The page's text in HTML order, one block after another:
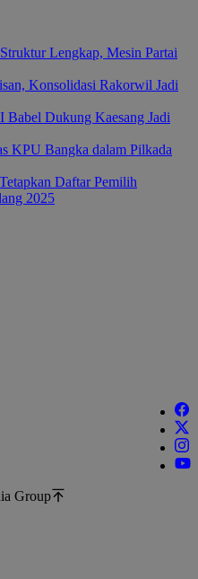
Lengkap, Mesin Partai
Konsolidasi Rakorwil Jadi
Dukung Kaesang Jadi
KPU Bangka dalam Pilkada
Daftar Pemilih
2025
Group